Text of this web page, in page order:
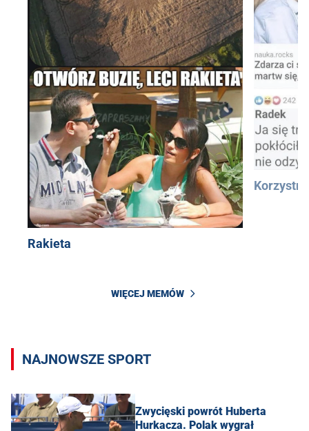
Rakieta
WIĘCEJ MEMÓW
NAJNOWSZE SPORT
Zwycięski powrót Huberta
Hurkacza. Polak wygrał